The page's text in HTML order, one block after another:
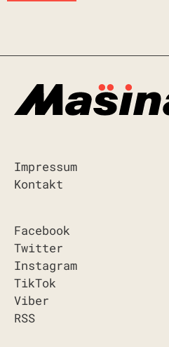
Impressum
Kontakt
Facebook
Twitter
Instagram
TikTok
Viber
RSS